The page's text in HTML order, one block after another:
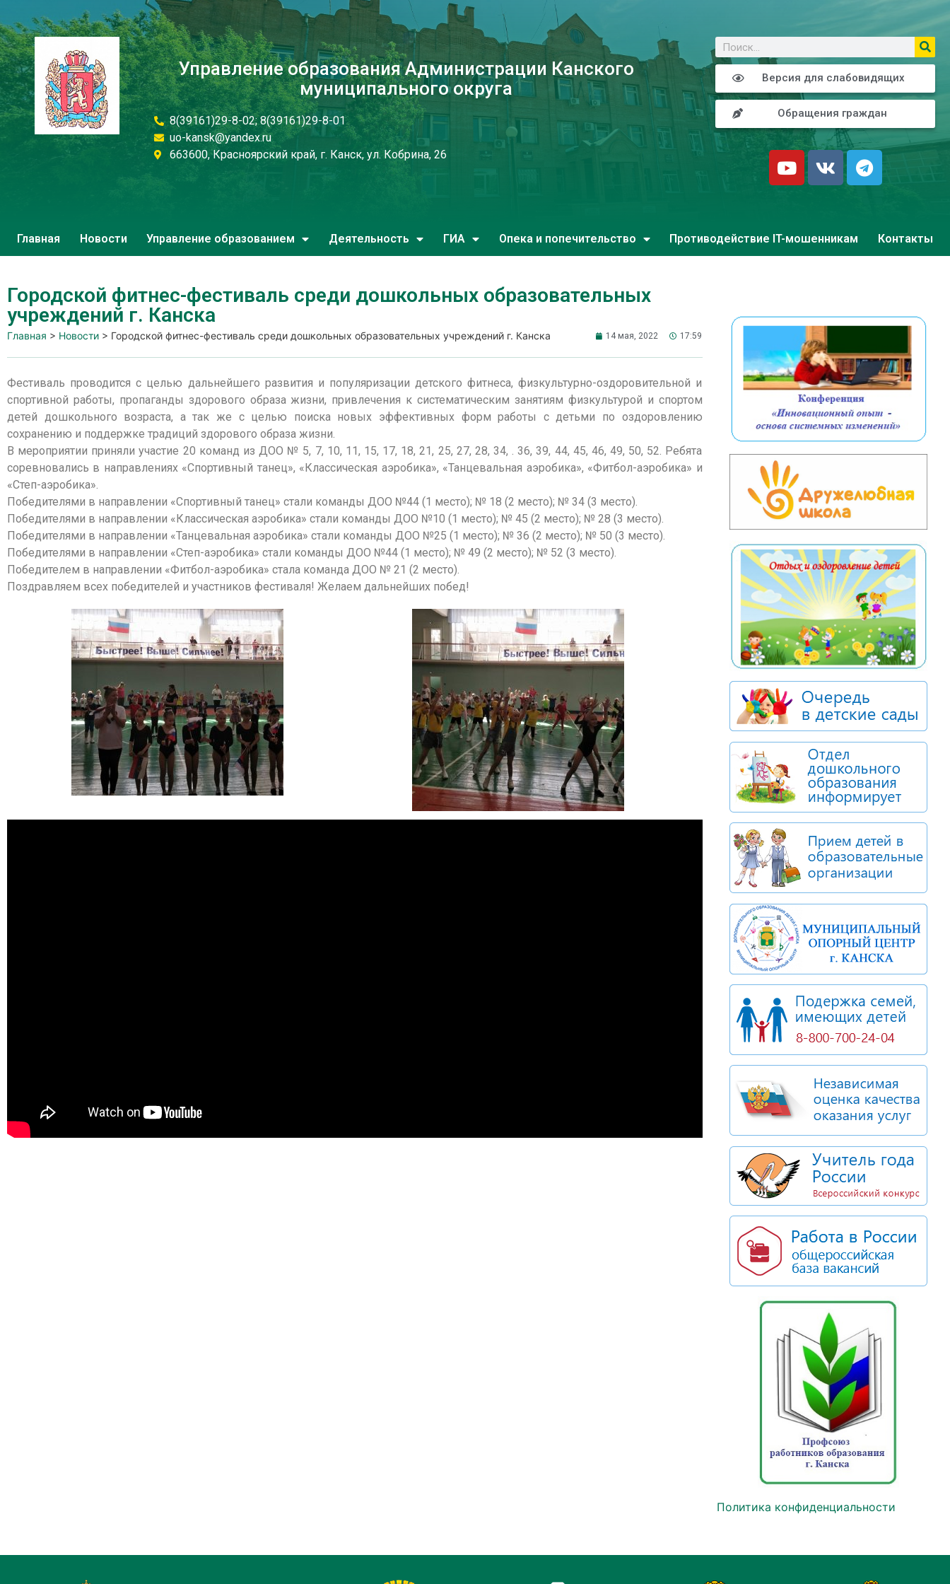
Управление образования Администрации Канского
муниципального округа
8(39161)29-8-02; 8(39161)29-8-01
uo-kansk@yandex.ru
663600, Красноярский край, г. Канск, ул. Кобрина, 26
Версия для слабовидящих
Обращения граждан
Главная Новости Управление образованием Деятельность ГИА Опека и попечительство Противодействие IT-мошенникам Контакты
Городской фитнес-фестиваль среди дошкольных образовательных
учреждений г. Канска
Главная > Новости > Городской фитнес-фестиваль среди дошкольных образовательных учреждений г. Канска 14 мая, 2022 17:59
Фестиваль проводится с целью дальнейшего развития и популяризации детского фитнеса, физкультурно-оздоровительной и
спортивной работы, пропаганды здорового образа жизни, привлечения к систематическим занятиям физкультурой и спортом
детей дошкольного возраста, а так же с целью поиска новых эффективных форм работы с детьми по оздоровлению
сохранению и поддержке традиций здорового образа жизни.
В мероприятии приняли участие 20 команд из ДОО № 5, 7, 10, 11, 15, 17, 18, 21, 25, 27, 28, 34, . 36, 39, 44, 45, 46, 49, 50, 52. Ребята
соревновались в направлениях «Спортивный танец», «Классическая аэробика», «Танцевальная аэробика», «Фитбол-аэробика» и
«Степ-аэробика».
Победителями в направлении «Спортивный танец» стали команды ДОО №44 (1 место); № 18 (2 место); № 34 (3 место).
Победителями в направлении «Классическая аэробика» стали команды ДОО №10 (1 место); № 45 (2 место); № 28 (3 место).
Победителями в направлении «Танцевальная аэробика» стали команды ДОО №25 (1 место); № 36 (2 место); № 50 (3 место).
Победителями в направлении «Степ-аэробика» стали команды ДОО №44 (1 место); № 49 (2 место); № 52 (3 место).
Победителем в направлении «Фитбол-аэробика» стала команда ДОО № 21 (2 место).
Поздравляем всех победителей и участников фестиваля! Желаем дальнейших побед!
Политика конфиденциальности